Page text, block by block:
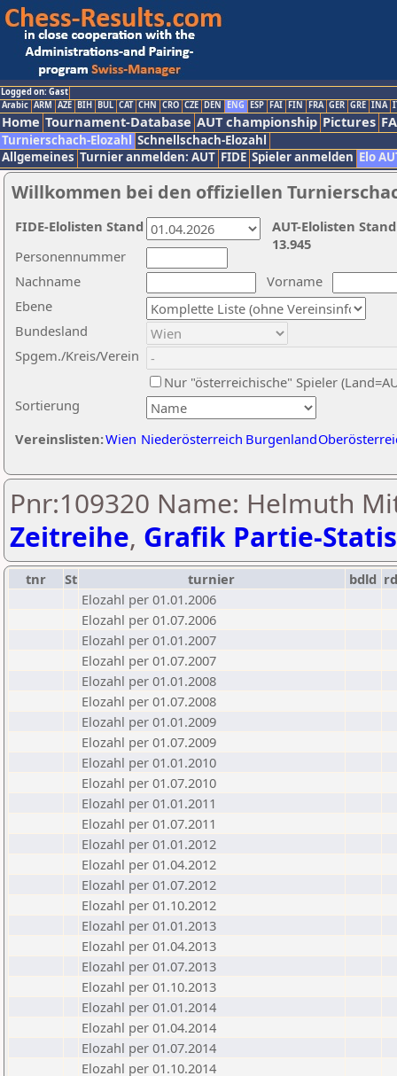
Logged on: Gast
Arabic ARM AZE BIH BUL CAT CHN CRO CZE DEN ENG ESP FAI FIN FRA GER GRE INA
Home Tournament-Database AUT championship Pictures
Turnierschach-Elozahl Schnellschach-Elozahl
Allgemeines Turnier anmelden: AUT FIDE Spieler anmelden Elo
Willkommen bei den offiziellen
Nachname
Vorname
Ebene
Sortierung
Personennummer
Bundesland
Spgem./Kreis/Verein
Nur "österreichische" Spieler
Vereinslisten:Wien Niederösterreich Burgenland
AUT-Elolisten
13.945
FIDE-Elolisten Stand
Pnr:109320 Name: Helmuth
Zeitreihe, Grafik Partie-
tnr St turnier bdld
Elozahl per 01.01.2006
Elozahl per 01.07.2006
Elozahl per 01.01.2007
Elozahl per 01.07.2007
Elozahl per 01.01.2008
Elozahl per 01.07.2008
Elozahl per 01.01.2009
Elozahl per 01.07.2009
Elozahl per 01.01.2010
Elozahl per 01.07.2010
Elozahl per 01.01.2011
Elozahl per 01.07.2011
Elozahl per 01.01.2012
Elozahl per 01.04.2012
Elozahl per 01.07.2012
Elozahl per 01.10.2012
Elozahl per 01.01.2013
Elozahl per 01.04.2013
Elozahl per 01.07.2013
Elozahl per 01.10.2013
Elozahl per 01.01.2014
Elozahl per 01.04.2014
Elozahl per 01.07.2014
Elozahl per 01.10.2014